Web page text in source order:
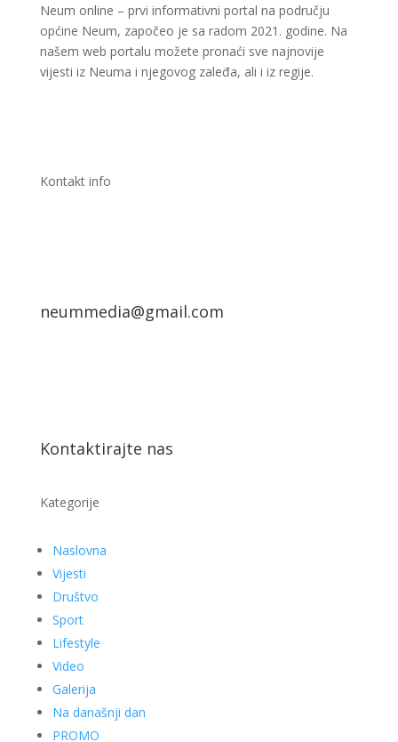
Neum online – prvi informativni portal na području
općine Neum, započeo je sa radom 2021. godine. Na
našem web portalu možete pronaći sve najnovije
vijesti iz Neuma i njegovog zaleđa, ali i iz regije.
Kontakt info
neummedia@gmail.com
Kontaktirajte nas
Kategorije
Naslovna
Vijesti
Društvo
Sport
Lifestyle
Video
Galerija
Na današnji dan
PROMO